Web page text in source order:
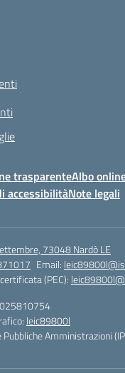
trasparenteAlbo
accessibilitàNote legali
73048 Nardò LE
Email:
(PEC):
leic89800l
Pubbliche Amministrazioni